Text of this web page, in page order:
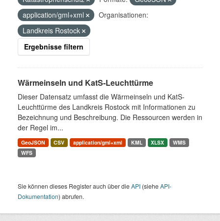
application/gml+xml
Organisationen:
Landkreis Rostock
Ergebnisse filtern
Wärmeinseln und KatS-Leuchttürme
Dieser Datensatz umfasst die Wärmeinseln und KatS-
Leuchttürme des Landkreis Rostock mit Informationen zu
Bezeichnung und Beschreibung. Die Ressourcen werden in
der Regel im...
GeoJSON CSV application/gml+xml KML XLSX
WMS
WFS
Sie können dieses Register auch über dieAPI (sieheAPI-
Dokumentation) abrufen.